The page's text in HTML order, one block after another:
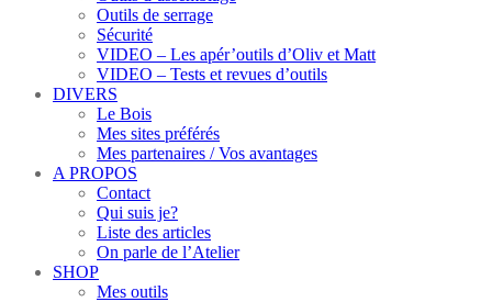
Outils de serrage
Sécurité
VIDEO – Les apér’outils d’Oliv et Matt
VIDEO – Tests et revues d’outils
DIVERS
Le Bois
Mes sites préférés
Mes partenaires / Vos avantages
A PROPOS
Contact
Qui suis je?
Liste des articles
On parle de l’Atelier
SHOP
Mes outils